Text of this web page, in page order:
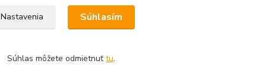
Nastavenia Súhlasím
Súhlas môžete odmietnuť tu.